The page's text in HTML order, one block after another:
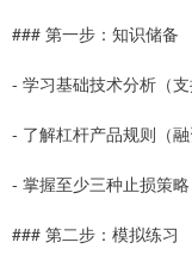
### 第一步：知识储备
- 学习基础技术分析（支
- 了解杠杆产品规则（
- 掌握至少三种止损策略
### 第二步：模拟练习